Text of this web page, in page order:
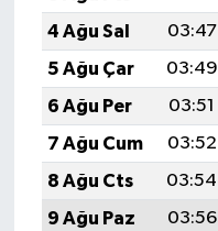
4 Ağu Sal
03:47
5 Ağu Çar
03:49
6 Ağu Per
03:51
7 Ağu Cum
03:52
8 Ağu Cts
03:54
9 Ağu Paz
03:56